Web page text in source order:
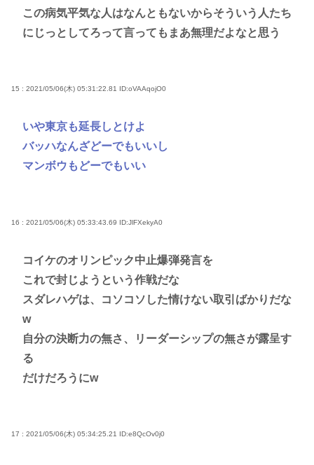
この病気平気な人はなんともないからそういう人たち
にじっとしてろって言ってもまあ無理だよなと思う
15 : 2021/05/06(木) 05:31:22.81 ID:oVAAqojO0
いや東京も延長しとけよ
バッハなんざどーでもいいし
マンボウもどーでもいい
16 : 2021/05/06(木) 05:33:43.69 ID:JlFXekyA0
コイケのオリンピック中止爆弾発言を
これで封じようという作戦だな
スダレハゲは、コソコソした情けない取引ばかりだな
w
自分の決断力の無さ、リーダーシップの無さが露呈す
る
だけだろうにw
17 : 2021/05/06(木) 05:34:25.21 ID:e8QcOv0j0